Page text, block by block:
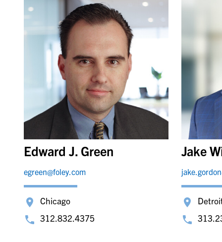
Edward J. Green
egreen@foley.com
Chicago
312.832.4375
Jake